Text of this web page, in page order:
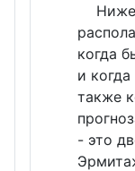
Ниже
когда
и
также
- это